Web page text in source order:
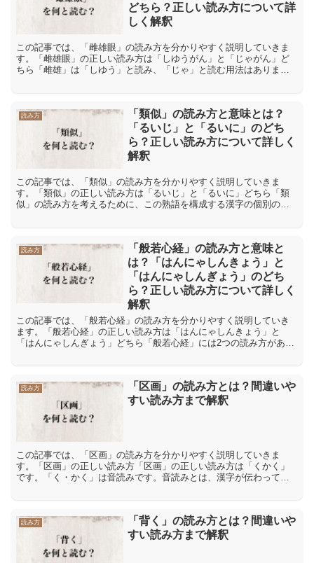
どちら？正しい読み方について詳
しく解釈
この記事では、「雌雄眼」の読み方を分かりやすく説明していきま
す。「雌雄眼」の正しい読み方は「しゆうがん」と「じゃがん」ど
ちら「雌雄」は「しゆう」と読み、「じゃ」と読む用法はありませ
読み方
「類似」の読み方と意味とは？
「るいじ」と「るいに」のどち
ら？正しい読み方について詳しく
解釈
この記事では、「類似」の読み方を分かりやすく説明していきま
す。「類似」の正しい読み方は「るいじ」と「るいに」どちら「類
似」の読み方を考えるために、この熟語を構成する漢字の個別の読
読み方
「般若心経」の読み方と意味と
は？「はんにゃしんきょう」と
「はんにゃしんぎょう」のどち
ら？正しい読み方について詳しく
解釈
この記事では、「般若心経」の読み方を分かりやすく説明していき
ます。「般若心経」の正しい読み方は「はんにゃしんきょう」と
「はんにゃしんぎょう」どちら「般若心経」には2つの読み方があり
読み方
「区画」の読み方とは？間違いや
すい読み方まで解釈
この記事では、「区画」の読み方を分かりやすく説明していきま
す。「区画」の正しい読み方「区画」の正しい読み方は「くかく」
です。「く・かく」は音読みです。音読みとは、漢字が伝わってき
読み方
「背く」の読み方とは？間違いや
すい読み方まで解釈